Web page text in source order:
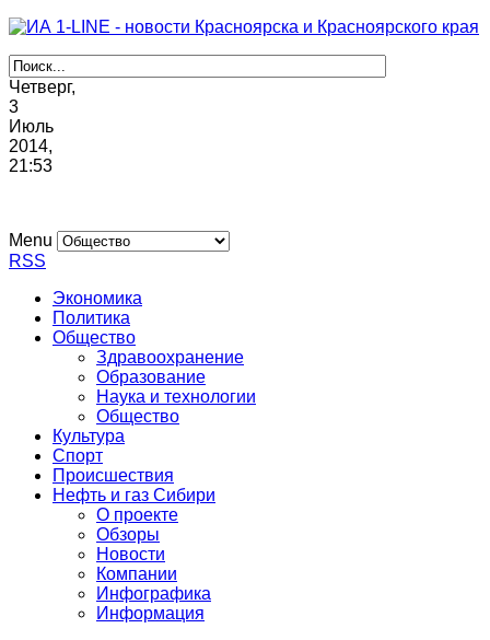
Четверг,
3
Июль
2014,
21:53
Menu
RSS
Экономика
Политика
Общество
Здравоохранение
Образование
Наука и технологии
Общество
Культура
Спорт
Происшествия
Нефть и газ Сибири
О проекте
Обзоры
Новости
Компании
Инфографика
Информация